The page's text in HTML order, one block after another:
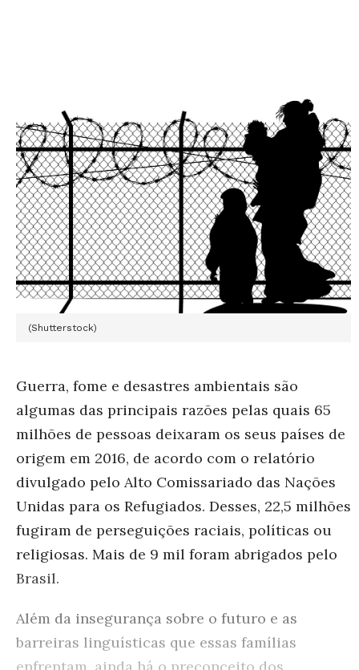
(Shutterstock)
Guerra, fome e desastres ambientais são
algumas das principais razões pelas quais 65
milhões de pessoas deixaram os seus países de
origem em 2016, de acordo com o relatório
divulgado pelo Alto Comissariado das Nações
Unidas para os Refugiados. Desses, 22,5 milhões
fugiram de perseguições raciais, políticas ou
religiosas. Mais de 9 mil foram abrigados pelo
Brasil.
Além da insegurança sobre o futuro e as
barreiras linguísticas que essas famílias
enfrentam, ainda há o preconceito dos